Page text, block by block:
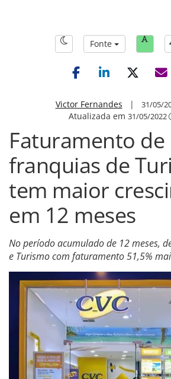
Fonte
Victor Fernandes | 31/05/
Atualizada em 31/05/2022
Faturamento de
franquias de
tem maior
em 12 meses
No período acumulado de 12 meses,
e Turismo com faturamento 51,5%